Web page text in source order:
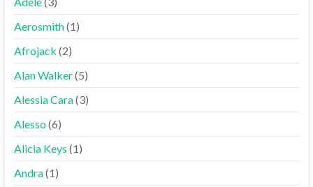
Aerosmith(1)
Afrojack (2)
Alan Walker(5)
Alessia Cara(3)
Alesso(6)
Alicia Keys (1)
Andra(1)